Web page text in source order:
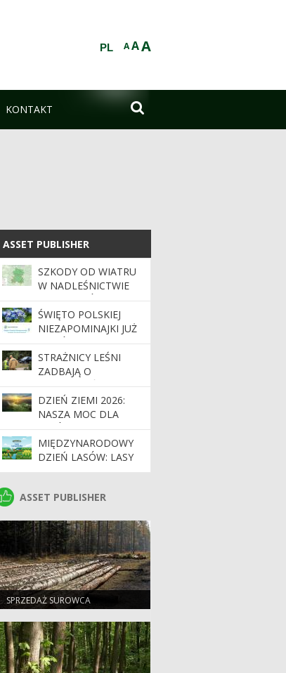
AAA
PL
KONTAKT 
ASSET PUBLISHER
ASSET PUBLISHER
SZKODY OD WIATRU
W NADLEŚNICTWIE
SUCHEDNIÓW
ŚWIĘTO POLSKIEJ
NIEZAPOMINAJKI JUŻ
WKRÓTCE!
STRAŻNICY LEŚNI
ZADBAJĄ O
BEZPIECZEŃSTWO
PODCZAS MAJÓWKI
DZIEŃ ZIEMI 2026:
NASZA MOC DLA
LASÓW I PLANETY
MIĘDZYNARODOWY
DZIEŃ LASÓW: LASY
DLA GOSPODARKI I
ASSET PUBLISHER
ASSET PUBLISHER
SPRZEDAŻ SUROWCA
DRZEWNEGO